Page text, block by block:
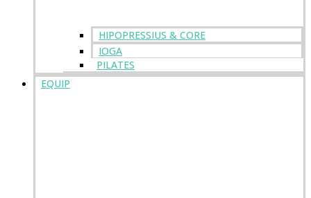
HIPOPRESSIUS & CORE
IOGA
PILATES
EQUIP